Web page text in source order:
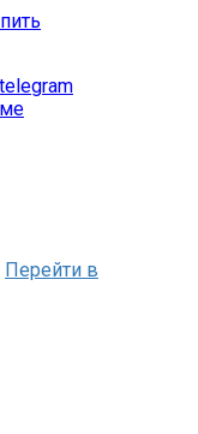
Перейти в